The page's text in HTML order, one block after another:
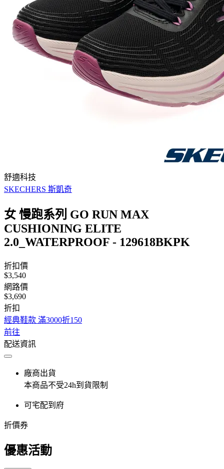
舒適科技
SKECHERS 斯凱奇
女 慢跑系列 GO RUN MAX
CUSHIONING ELITE
2.0_WATERPROOF - 129618BKPK
折扣價
$3,540
網路價
$3,690
折扣
經典鞋款 滿3000折150
前往
配送資訊
廠商出貨
本商品不受24h到貨限制
可宅配到府
折價券
優惠活動